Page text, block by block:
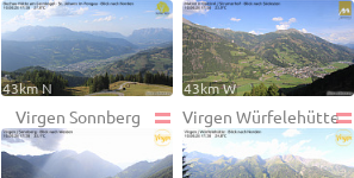
43km N 43km W
Virgen Sonnberg Virgen Würfelehütte